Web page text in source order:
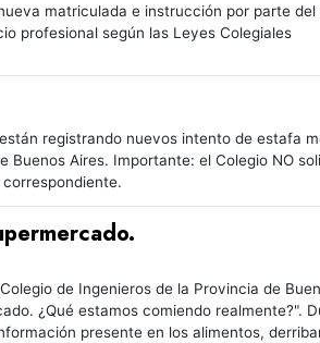
matriculada e instrucción por parte
profesional según las Leyes Colegiales
registrando nuevos intento de estafa
Buenos Aires. Importante: el Colegio NO
de Ingenieros de la Provincia de
¿Qué estamos comiendo realmente?".
presente en los alimentos,